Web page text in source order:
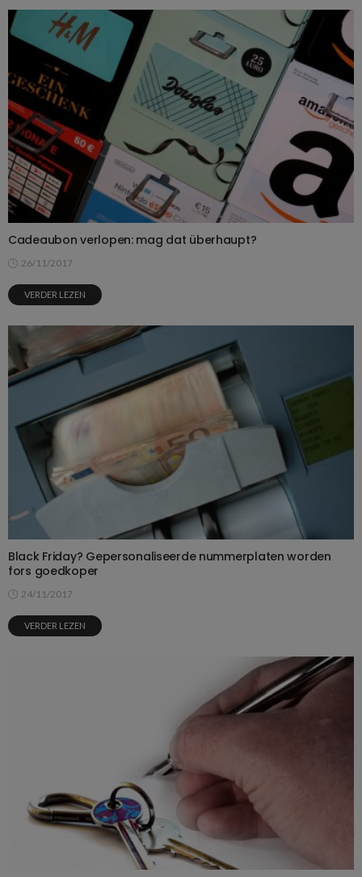
Cadeaubon verlopen: mag dat überhaupt?
26/11/2017
VERDER LEZEN
Black Friday? Gepersonaliseerde nummerplaten worden
fors goedkoper
24/11/2017
VERDER LEZEN